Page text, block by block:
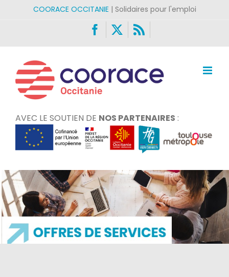
COORACE OCCITANIE | Solidaires pour l'emploi
FacebookRss
AVEC LE SOUTIEN DE NOS PARTENAIRES :